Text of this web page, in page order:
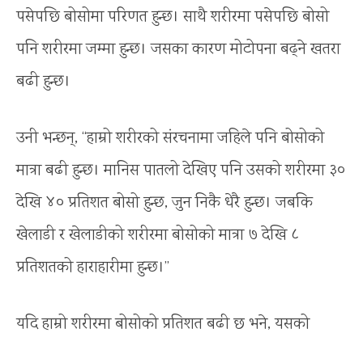
पसेपछि बोसोमा परिणत हुन्छ। साथै शरीरमा पसेपछि बोसो
पनि शरीरमा जम्मा हुन्छ। जसका कारण मोटोपना बढ्ने खतरा
बढी हुन्छ।
उनी भन्छन्, ‘‘हाम्रो शरीरको संरचनामा जहिले पनि बोसोको
मात्रा बढी हुन्छ। मानिस पातलो देखिए पनि उसको शरीरमा ३०
देखि ४० प्रतिशत बोसो हुन्छ, जुन निकै धेरै हुन्छ। जबकि
खेलाडी र खेलाडीको शरीरमा बोसोको मात्रा ७ देखि ८
प्रतिशतको हाराहारीमा हुन्छ।’’
यदि हाम्रो शरीरमा बोसोको प्रतिशत बढी छ भने, यसको